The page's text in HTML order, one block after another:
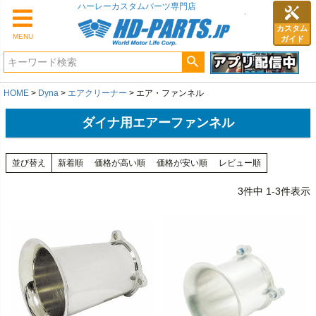
MENU
カスタム
ガイド
HOME Dyna エアクリーナー エア・ファンネル
ダイナ用エアーファンネル
並び替え 新着順 価格が高い順 価格が安い順 レビュー順
3件中 1-3件表示